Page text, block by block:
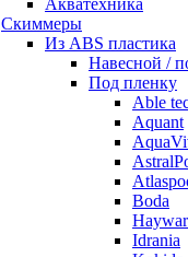
Скиммеры
Из ABS пластика
Навесной /
Под пленку
Able
Aquant
Boda
Idrania